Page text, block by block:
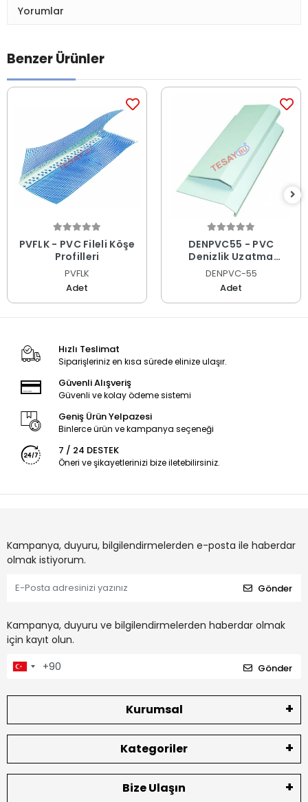
Yorumlar
Benzer Ürünler
PVFLK - PVC Fileli Köşe
Profilleri
PVFLK
Adet
DENPVC55 - PVC
Denizlik Uzatma
Profilleri
DENPVC-55
Adet
Hızlı Teslimat
Siparişleriniz en kısa sürede elinize ulaşır.
Güvenli Alışveriş
Güvenli ve kolay ödeme sistemi
Geniş Ürün Yelpazesi
Binlerce ürün ve kampanya seçeneği
7 / 24 DESTEK
Öneri ve şikayetlerinizi bize iletebilirsiniz.
Kampanya, duyuru, bilgilendirmelerden e-posta ile haberdar
olmak istiyorum.
Gönder
Kampanya, duyuru ve bilgilendirmelerden haberdar olmak
için kayıt olun.
Gönder
Kurumsal
Kategoriler
Bize Ulaşın